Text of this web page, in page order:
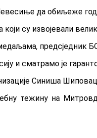
да обиљеже
који су извојевали
предсједник
и сматрамо је
Синиша
тежину на